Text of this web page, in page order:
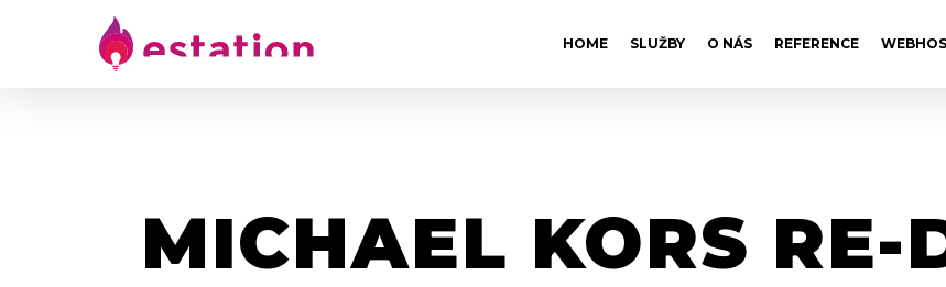
HOME SLUŽBY O NÁS REFERENCE
MICHAEL KORS RE-